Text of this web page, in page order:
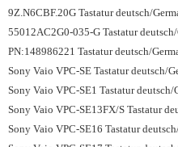
9Z.N6CBF.20G Tastatur deutsch/
55012AC2G0-035-G Tastatur
PN:148986221 Tastatur deutsch/
Sony Vaio VPC-SE Tastatur deutsch/
Sony Vaio VPC-SE1 Tastatur deutsch/
Sony Vaio VPC-SE13FX/S Tastatur
Sony Vaio VPC-SE16 Tastatur